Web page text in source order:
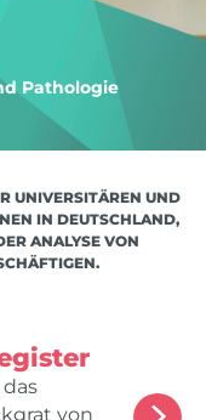
Pathologie
UNIVERSITÄREN UND
IN DEUTSCHLAND, D
ANALYSE VON P
von